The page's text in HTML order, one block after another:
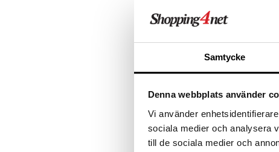
Samtycke
Denna webbplats använder
Vi använder
sociala medier och analysera
till de sociala medier och
Näitä ympärivuorokautisia linssejä
Noudata tarkasti optikkosi
Valmistaja
Pakkaus
Kaarevuus (BC)
8.6
Vahvuus (PWR)
-
Materiaali
Nestepitoisuus
48%
Puolet merkitty
Ei